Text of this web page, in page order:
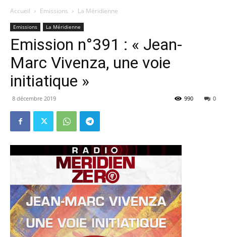
Accueil Emissions La Méridienne
Emissions La Méridienne
Emission n°391 : « Jean-
Marc Vivenza, une voie
initiatique »
8 décembre 2019 0
990